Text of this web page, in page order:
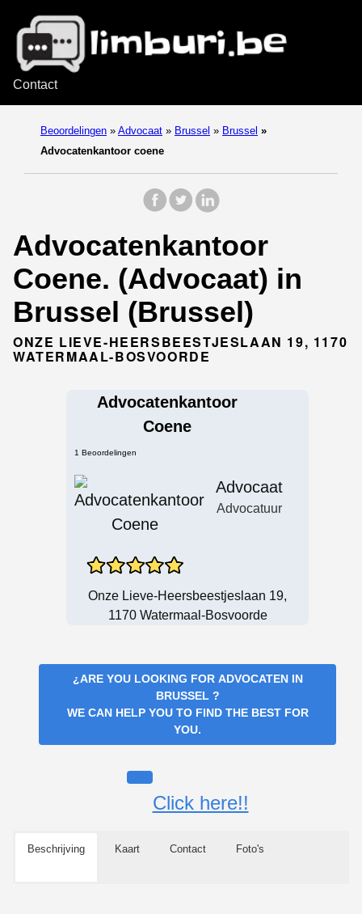
Contact
Beoordelingen » Advocaat » Brussel » Brussel »
Advocatenkantoor coene
Advocatenkantoor
Coene. (Advocaat) in
Brussel (Brussel)
ONZE LIEVE-HEERSBEESTJESLAAN 19, 1170
WATERMAAL-BOSVOORDE
Advocatenkantoor
Coene
1 Beoordelingen
Advocaat
Advocatuur
Onze Lieve-Heersbeestjeslaan 19,
1170 Watermaal-Bosvoorde
¿ARE YOU LOOKING FOR ADVOCATEN IN
BRUSSEL ?
WE CAN HELP YOU TO FIND THE BEST FOR
YOU.
Click here!!
Beschrijving Kaart Contact Foto's